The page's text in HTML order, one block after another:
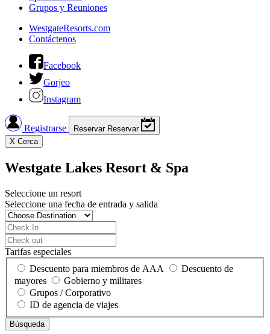
Grupos y Reuniones
WestgateResorts.com
Contáctenos
Facebook
Gorjeo
Instagram
Registrarse Reservar Reservar
X Cerca
Westgate Lakes Resort & Spa
Seleccione un resort
Seleccione una fecha de entrada y salida
Tarifas especiales
Descuento para miembros de AAA
Descuento de
mayores
Gobierno y militares
Grupos / Corporativo
ID de agencia de viajes